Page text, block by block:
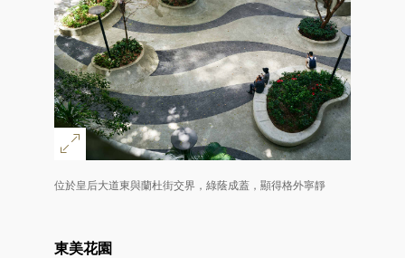
位於皇后大道東與蘭杜街交界，綠蔭成蓋，顯得格外寧靜
東美花園